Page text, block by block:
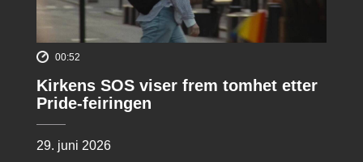
00:52
Kirkens SOS viser frem tomhet etter
Pride-feiringen
29. juni 2026